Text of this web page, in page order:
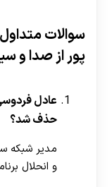
سوالات
پور از صدا و
عادل
حذف شد؟
مدیر شبکه
و انحلال